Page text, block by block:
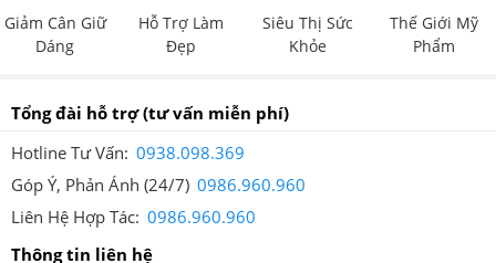
Giảm Cân Giữ
Dáng
Hỗ Trợ Làm
Đẹp
Siêu Thị Sức
Khỏe
Thế Giới Mỹ
Phẩm
Tổng đài hỗ trợ(tư vấn miễn phí)
Hotline Tư Vấn: 0938.098.369
Góp Ý, Phản Ánh (24/7) 0986.960.960
Liên Hệ Hợp Tác: 0986.960.960
Thông tin liên hệ